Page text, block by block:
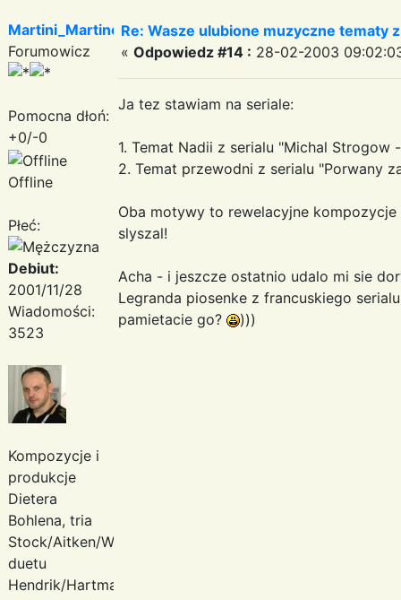
Martini_Martinez
Forumowicz
Pomocna dłoń:
+0/-0
Offline
Płeć:
Debiut:
2001/11/28
Wiadomości:
3523
Kompozycje i
produkcje
Dietera
Bohlena, tria
Stock/Aitken/Waterman,
duetu
Hendrik/Hartmann
Re: Wasze ulubione muzyczne tematy
« Odpowiedz #14 : 28-02-2003
Ja tez stawiam na seriale:
1. Temat Nadii z serialu "Michal Strogow
2. Temat przewodni z serialu "Porwany
Oba motywy to rewelacyjne
slyszal!
Acha - i jeszcze ostatnio udalo mi sie
Legranda piosenke z francuskiego
pamietacie go?
)))